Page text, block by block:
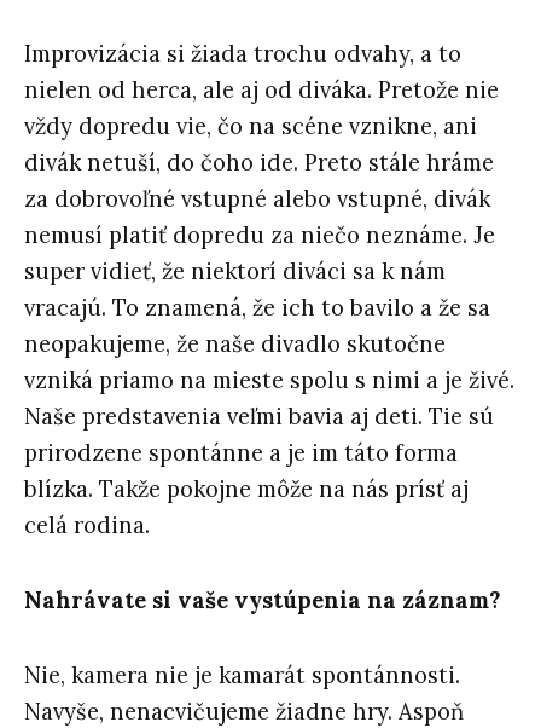
Improvizácia si žiada trochu odvahy, a to
nielen od herca, ale aj od diváka. Pretože nie
vždy dopredu vie, čo na scéne vznikne, ani
divák netuší, do čoho ide. Preto stále hráme
za dobrovoľné vstupné alebo vstupné, divák
nemusí platiť dopredu za niečo neznáme. Je
super vidieť, že niektorí diváci sa k nám
vracajú. To znamená, že ich to bavilo a že sa
neopakujeme, že naše divadlo skutočne
vzniká priamo na mieste spolu s nimi a je živé.
Naše predstavenia veľmi bavia aj deti. Tie sú
prirodzene spontánne a je im táto forma
blízka. Takže pokojne môže na nás prísť aj
celá rodina.
Nahrávate si vaše vystúpenia na záznam?
Nie, kamera nie je kamarát spontánnosti.
Navyše, nenacvičujeme žiadne hry. Aspoň